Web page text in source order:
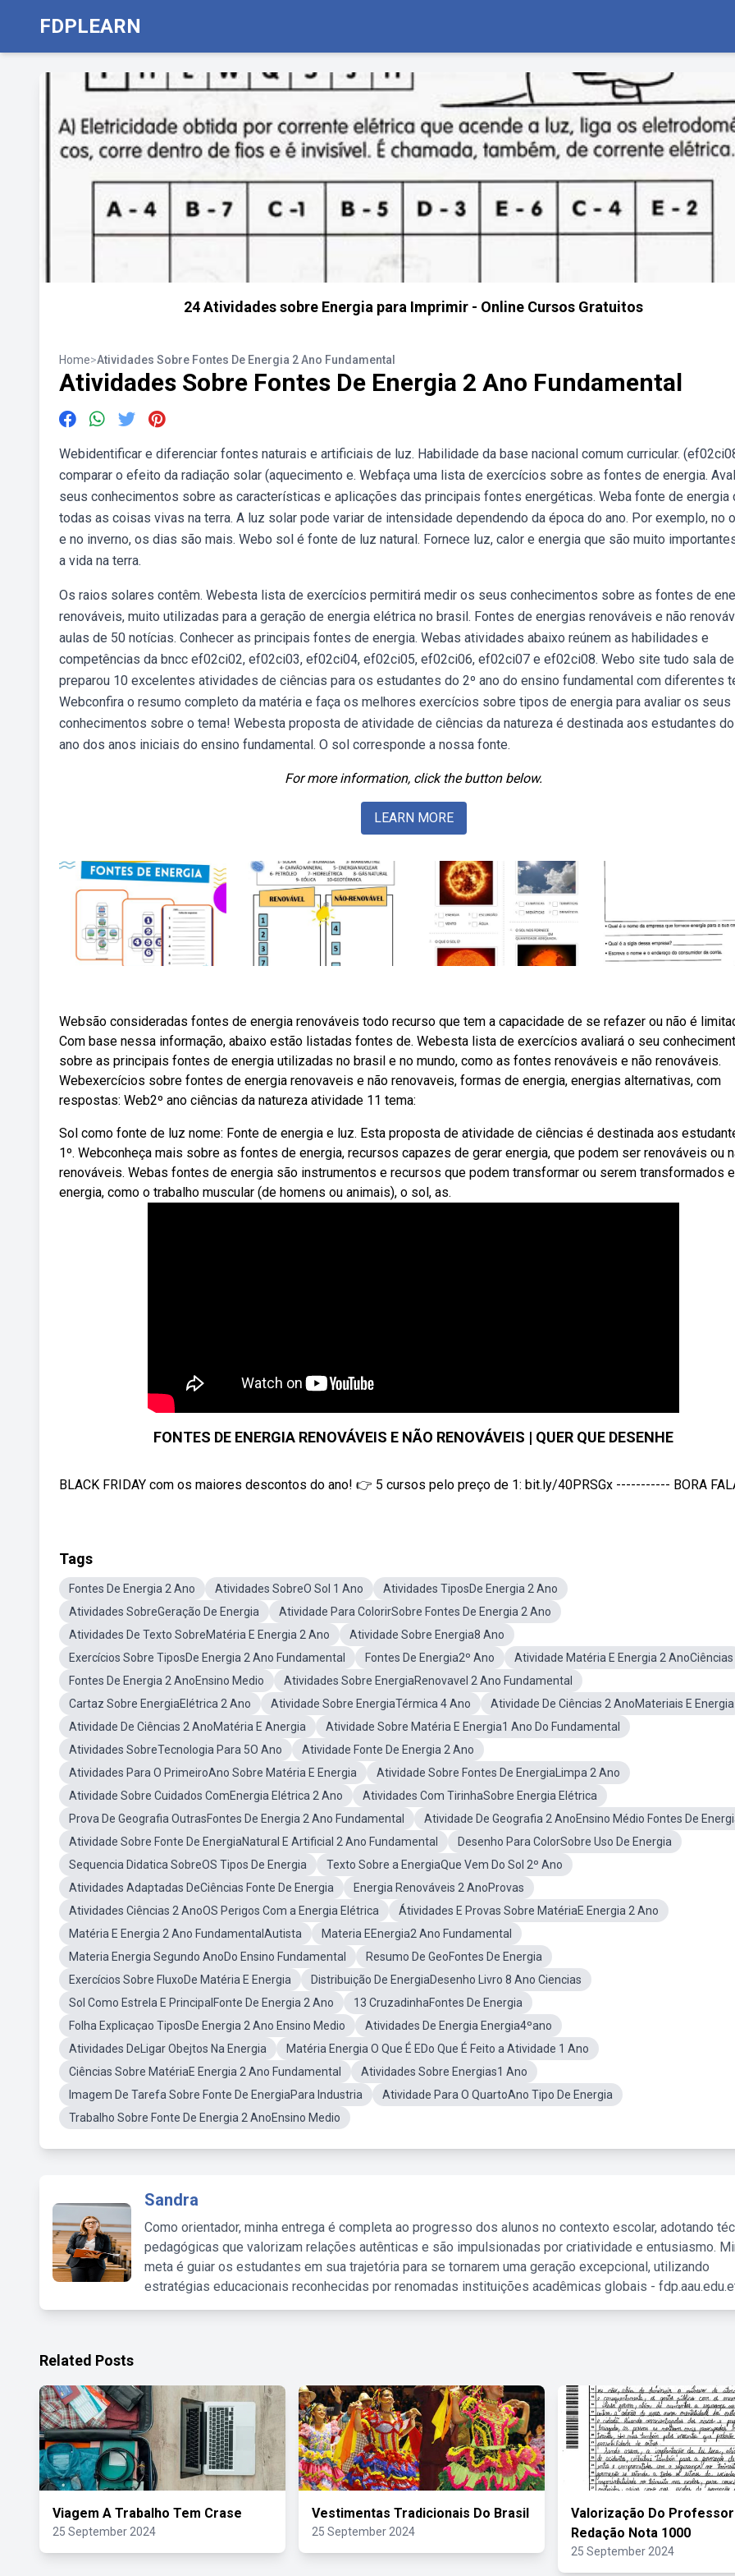
FDPLEARN
24 Atividades sobre Energia para Imprimir - Online Cursos Gratuitos
Home>Atividades Sobre Fontes De Energia 2 Ano Fundamental
Atividades Sobre Fontes De Energia 2 Ano Fundamental
Webidentificar e diferenciar fontes naturais e artificiais de luz. Habilidade da base nacional comum curricular.
comparar o efeito da radiação solar (aquecimento e. Webfaça uma lista de exercícios sobre as fontes de energia.
seus conhecimentos sobre as características e aplicações das principais fontes energéticas. Weba fonte de energia
todas as coisas vivas na terra. A luz solar pode variar de intensidade dependendo da época do ano. Por exemplo, no
e no inverno, os dias são mais. Webo sol é fonte de luz natural. Fornece luz, calor e energia que são muito
a vida na terra.
Os raios solares contêm. Webesta lista de exercícios permitirá medir os seus conhecimentos sobre as fontes de
renováveis, muito utilizadas para a geração de energia elétrica no brasil. Fontes de energias renováveis e não
aulas de 50 notícias. Conhecer as principais fontes de energia. Webas atividades abaixo reúnem as habilidades e
competências da bncc ef02ci02, ef02ci03, ef02ci04, ef02ci05, ef02ci06, ef02ci07 e ef02ci08. Webo site tudo sala
preparou 10 excelentes atividades de ciências para os estudantes do 2º ano do ensino fundamental com diferentes
Webconfira o resumo completo da matéria e faça os melhores exercícios sobre tipos de energia para avaliar os seus
conhecimentos sobre o tema! Webesta proposta de atividade de ciências da natureza é destinada aos estudantes do
ano dos anos iniciais do ensino fundamental. O sol corresponde a nossa fonte.
For more information, click the button below.
LEARN MORE
Websão consideradas fontes de energia renováveis todo recurso que tem a capacidade de se refazer ou não é
Com base nessa informação, abaixo estão listadas fontes de. Webesta lista de exercícios avaliará o seu
sobre as principais fontes de energia utilizadas no brasil e no mundo, como as fontes renováveis e não renováveis.
Webexercícios sobre fontes de energia renovaveis e não renovaveis, formas de energia, energias alternativas, com
respostas: Web2º ano ciências da natureza atividade 11 tema:
Sol como fonte de luz nome: Fonte de energia e luz. Esta proposta de atividade de ciências é destinada aos
1º. Webconheça mais sobre as fontes de energia, recursos capazes de gerar energia, que podem ser renováveis ou
renováveis. Webas fontes de energia são instrumentos e recursos que podem transformar ou serem transformados
energia, como o trabalho muscular (de homens ou animais), o sol, as.
FONTES DE ENERGIA RENOVÁVEIS E NÃO RENOVÁVEIS | QUER QUE DESENHE
BLACK FRIDAY com os maiores descontos do ano! 👉 5 cursos pelo preço de 1: bit.ly/40PRSGx ----------- BORA
Tags
Fontes De Energia 2 Ano Atividades SobreO Sol 1 Ano
Atividades TiposDe Energia 2 Ano
Atividades SobreGeração De Energia
Atividade Para ColorirSobre Fontes De Energia 2 Ano
Atividades De Texto SobreMatéria E Energia 2 Ano
Atividade Sobre Energia8 Ano
Exercícios Sobre TiposDe Energia 2 Ano Fundamental
Fontes De Energia2º Ano
Atividade Matéria E Energia 2 AnoCiências
Fontes De Energia 2 AnoEnsino Medio
Atividades Sobre EnergiaRenovavel 2 Ano Fundamental
Cartaz Sobre EnergiaElétrica 2 Ano
Atividade Sobre EnergiaTérmica 4 Ano
Atividade De Ciências 2 AnoMateriais E Energia
Atividade De Ciências 2 AnoMatéria E Anergia
Atividade Sobre Matéria E Energia1 Ano Do Fundamental
Atividades SobreTecnologia Para 5O Ano
Atividade Fonte De Energia 2 Ano
Atividades Para O PrimeiroAno Sobre Matéria E Energia
Atividade Sobre Fontes De EnergiaLimpa 2 Ano
Atividade Sobre Cuidados ComEnergia Elétrica 2 Ano
Atividades Com TirinhaSobre Energia Elétrica
Prova De Geografia OutrasFontes De Energia 2 Ano Fundamental
Atividade De Geografia 2 AnoEnsino Médio Fontes De
Atividade Sobre Fonte De EnergiaNatural E Artificial 2 Ano Fundamental
Desenho Para ColorSobre Uso De Energia
Sequencia Didatica SobreOS Tipos De Energia
Texto Sobre a EnergiaQue Vem Do Sol 2º Ano
Atividades Adaptadas DeCiências Fonte De Energia
Energia Renováveis 2 AnoProvas
Atividades Ciências 2 AnoOS Perigos Com a Energia Elétrica
Átividades E Provas Sobre MatériaE Energia 2 Ano
Matéria E Energia 2 Ano FundamentalAutista
Materia EEnergia2 Ano Fundamental
Materia Energia Segundo AnoDo Ensino Fundamental
Resumo De GeoFontes De Energia
Exercícios Sobre FluxoDe Matéria E Energia
Distribuição De EnergiaDesenho Livro 8 Ano Ciencias
Sol Como Estrela E PrincipalFonte De Energia 2 Ano
13 CruzadinhaFontes De Energia
Folha Explicaçao TiposDe Energia 2 Ano Ensino Medio
Atividades De Energia Energia4ºano
Atividades DeLigar Obejtos Na Energia
Matéria Energia O Que É EDo Que É Feito a Atividade 1 Ano
Ciências Sobre MatériaE Energia 2 Ano Fundamental
Atividades Sobre Energias1 Ano
Imagem De Tarefa Sobre Fonte De EnergiaPara Industria
Atividade Para O QuartoAno Tipo De Energia
Trabalho Sobre Fonte De Energia 2 AnoEnsino Medio
Sandra
Como orientador, minha entrega é completa ao progresso dos alunos no contexto escolar, adotando
pedagógicas que valorizam relações autênticas e são impulsionadas por criatividade e entusiasmo.
meta é guiar os estudantes em sua trajetória para se tornarem uma geração excepcional, utilizando
estratégias educacionais reconhecidas por renomadas instituições acadêmicas globais -
Related Posts
Viagem A Trabalho Tem Crase
25 September 2024
Vestimentas Tradicionais Do Brasil
25 September 2024
Valorização Do
Redação Nota 1000
25 September 2024